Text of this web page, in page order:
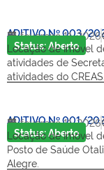
ADITIVO Nº 003/
fevereiro 11, 2026
Status: Aberto
Locação de Imóvel
atividades de
atividades do CREAS.
ADITIVO Nº 001/
fevereiro 11, 2026
Status: Aberto
Locação de Imóvel
Posto de Saúde
Alegre.